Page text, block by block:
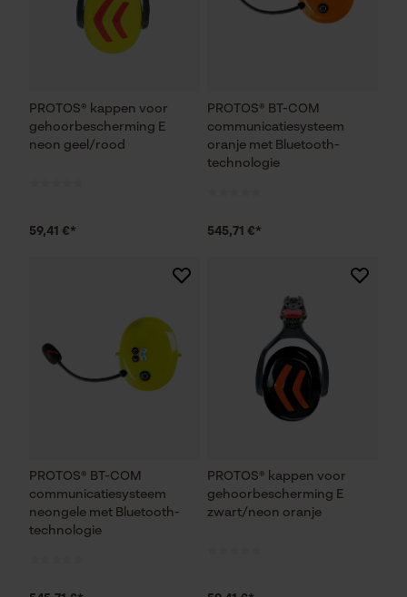
PROTOS® kappen voor
gehoorbescherming E
neon geel/rood
59,41 €*
PROTOS® BT-COM
communicatiesysteem
oranje met Bluetooth-
technologie
545,71 €*
PROTOS® BT-COM
communicatiesysteem
neongele met Bluetooth-
technologie
PROTOS® kappen voor
gehoorbescherming E
zwart/neon oranje